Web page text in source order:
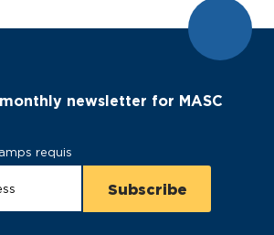
newsletter for MASC
requis